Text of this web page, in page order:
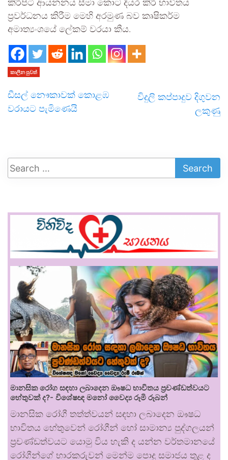
කිරිපිටි ආයනනය සීමා කොට දියර කිරි භාවිතය
ප්‍රවර්ධනය කිරීම මෙහි අරමුණ බව කෘෂිකර්ම
අමාත්‍යංශයේ ලේකම් වරයා කීය.
කාලීන පුවත්
ඩීසල් නෞකාවක් කොළඹ
වරායට පැමිණෙයි
විදුලි කප්පාදුව දිගුවන
ලකුණු
මානසික රෝග සඳහා ලබාදෙන ඖෂධ භාවිතය ප්‍රචණ්ඩත්වයට
හේතුවක් ද?- විශේෂඥ මනෝ වෛද්‍ය රූමි රූබන්
මානසික රෝගී තත්ත්වයන් සඳහා ලබාදෙන ඖෂධ
භාවිතය හේතුවෙන් රෝගීන් හෝ සාමාන්‍ය පුද්ගලයන්
ප්‍රචණ්ඩත්වයට යොමු විය හැකි ද යන්න වර්තමානයේ
රෝගීන්ගේ භාරකරුවන් මෙන්ම පොදු සමාජය තුළ ද